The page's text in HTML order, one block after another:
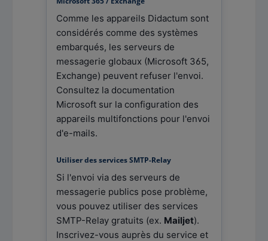
Comme les appareils Didactum sont
considérés comme des systèmes
embarqués, les serveurs de
messagerie globaux (Microsoft 365,
Exchange) peuvent refuser l'envoi.
Consultez la documentation
Microsoft sur la configuration des
appareils multifonctions pour l'envoi
d'e-mails.
Utiliser des services SMTP-Relay
Si l'envoi via des serveurs de
messagerie publics pose problème,
vous pouvez utiliser des services
SMTP-Relay gratuits (ex. Mailjet).
Inscrivez-vous auprès du service et